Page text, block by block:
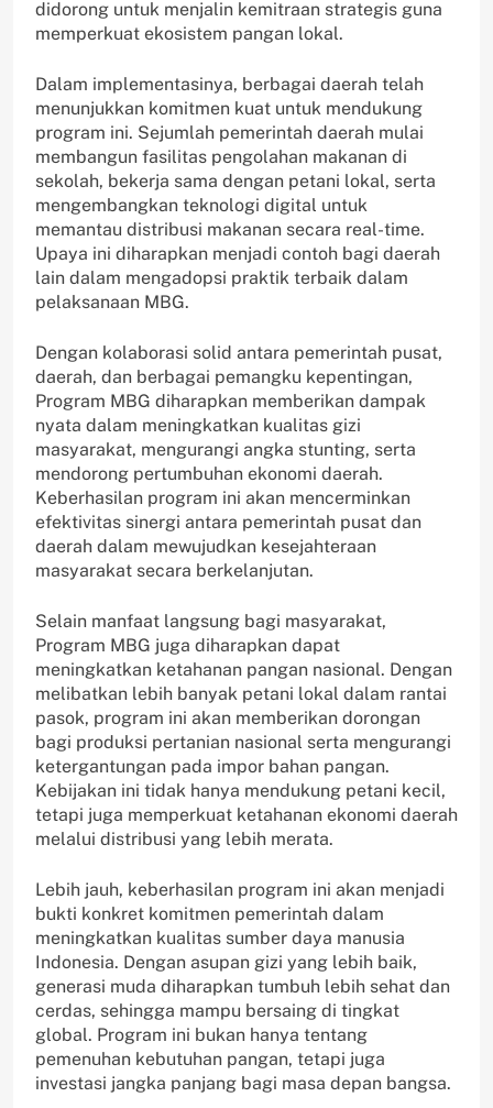
didorong untuk menjalin kemitraan strategis guna
memperkuat ekosistem pangan lokal.
Dalam implementasinya, berbagai daerah telah
menunjukkan komitmen kuat untuk mendukung
program ini. Sejumlah pemerintah daerah mulai
membangun fasilitas pengolahan makanan di
sekolah, bekerja sama dengan petani lokal, serta
mengembangkan teknologi digital untuk
memantau distribusi makanan secara real-time.
Upaya ini diharapkan menjadi contoh bagi daerah
lain dalam mengadopsi praktik terbaik dalam
pelaksanaan MBG.
Dengan kolaborasi solid antara pemerintah pusat,
daerah, dan berbagai pemangku kepentingan,
Program MBG diharapkan memberikan dampak
nyata dalam meningkatkan kualitas gizi
masyarakat, mengurangi angka stunting, serta
mendorong pertumbuhan ekonomi daerah.
Keberhasilan program ini akan mencerminkan
efektivitas sinergi antara pemerintah pusat dan
daerah dalam mewujudkan kesejahteraan
masyarakat secara berkelanjutan.
Selain manfaat langsung bagi masyarakat,
Program MBG juga diharapkan dapat
meningkatkan ketahanan pangan nasional. Dengan
melibatkan lebih banyak petani lokal dalam rantai
pasok, program ini akan memberikan dorongan
bagi produksi pertanian nasional serta mengurangi
ketergantungan pada impor bahan pangan.
Kebijakan ini tidak hanya mendukung petani kecil,
tetapi juga memperkuat ketahanan ekonomi daerah
melalui distribusi yang lebih merata.
Lebih jauh, keberhasilan program ini akan menjadi
bukti konkret komitmen pemerintah dalam
meningkatkan kualitas sumber daya manusia
Indonesia. Dengan asupan gizi yang lebih baik,
generasi muda diharapkan tumbuh lebih sehat dan
cerdas, sehingga mampu bersaing di tingkat
global. Program ini bukan hanya tentang
pemenuhan kebutuhan pangan, tetapi juga
investasi jangka panjang bagi masa depan bangsa.